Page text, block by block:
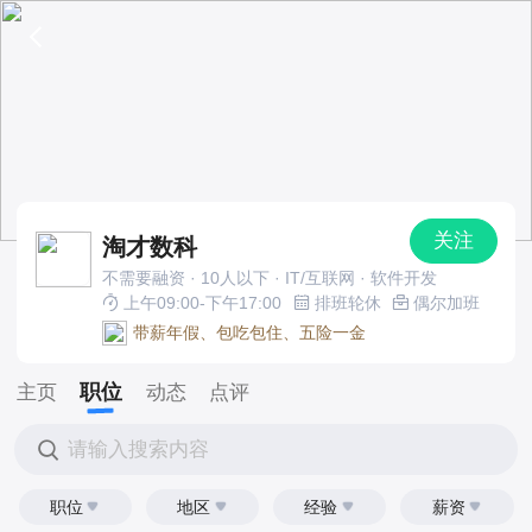
淘才数科 关注
不需要融资 · 10人以下 · IT/互联网 · 软件开发
上午09:00-下午17:00
排班轮休
偶尔加班
带薪年假、包吃包住、五险一金
主页 职位 动态 点评
请输入搜索内容
职位 地区 经验 薪资